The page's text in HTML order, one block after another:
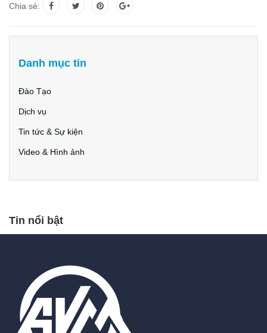
Chia sẻ:
Danh mục tin
Đào Tạo
Dịch vụ
Tin tức & Sự kiện
Video & Hình ảnh
Tin nổi bật